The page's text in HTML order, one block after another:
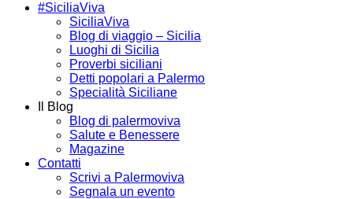
#SiciliaViva
SiciliaViva
Blog di viaggio – Sicilia
Luoghi di Sicilia
Proverbi siciliani
Detti popolari a Palermo
Specialità Siciliane
Il Blog
Blog di palermoviva
Salute e Benessere
Magazine
Contatti
Scrivi a Palermoviva
Segnala un evento